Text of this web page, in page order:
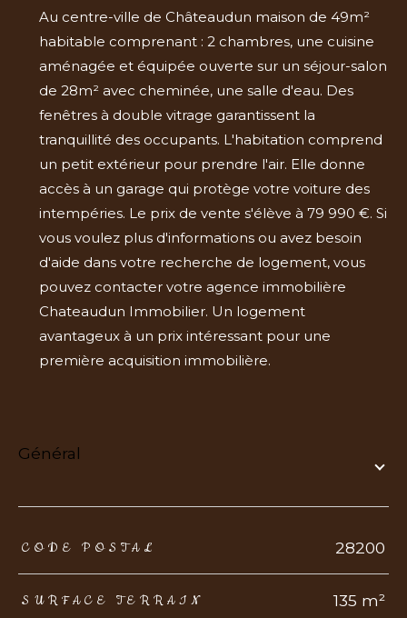
Au centre-ville de Châteaudun maison de 49m²
habitable comprenant : 2 chambres, une cuisine
aménagée et équipée ouverte sur un séjour-salon
de 28m² avec cheminée, une salle d'eau. Des
fenêtres à double vitrage garantissent la
tranquillité des occupants. L'habitation comprend
un petit extérieur pour prendre l'air. Elle donne
accès à un garage qui protège votre voiture des
intempéries. Le prix de vente s'élève à 79 990 €. Si
vous voulez plus d'informations ou avez besoin
d'aide dans votre recherche de logement, vous
pouvez contacter votre agence immobilière
Chateaudun Immobilier. Un logement
avantageux à un prix intéressant pour une
première acquisition immobilière.
général
TRAD_ZEPHYR_Caracteristique TRAD_ZEPHYR_Valeurs
CODE POSTAL 28200
SURFACE TERRAIN 135 m²